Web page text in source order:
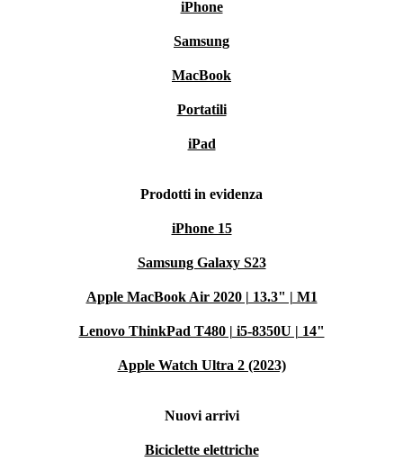
iPhone
Samsung
MacBook
Portatili
iPad
Prodotti in evidenza
iPhone 15
Samsung Galaxy S23
Apple MacBook Air 2020 | 13.3" | M1
Lenovo ThinkPad T480 | i5-8350U | 14"
Apple Watch Ultra 2 (2023)
Nuovi arrivi
Biciclette elettriche